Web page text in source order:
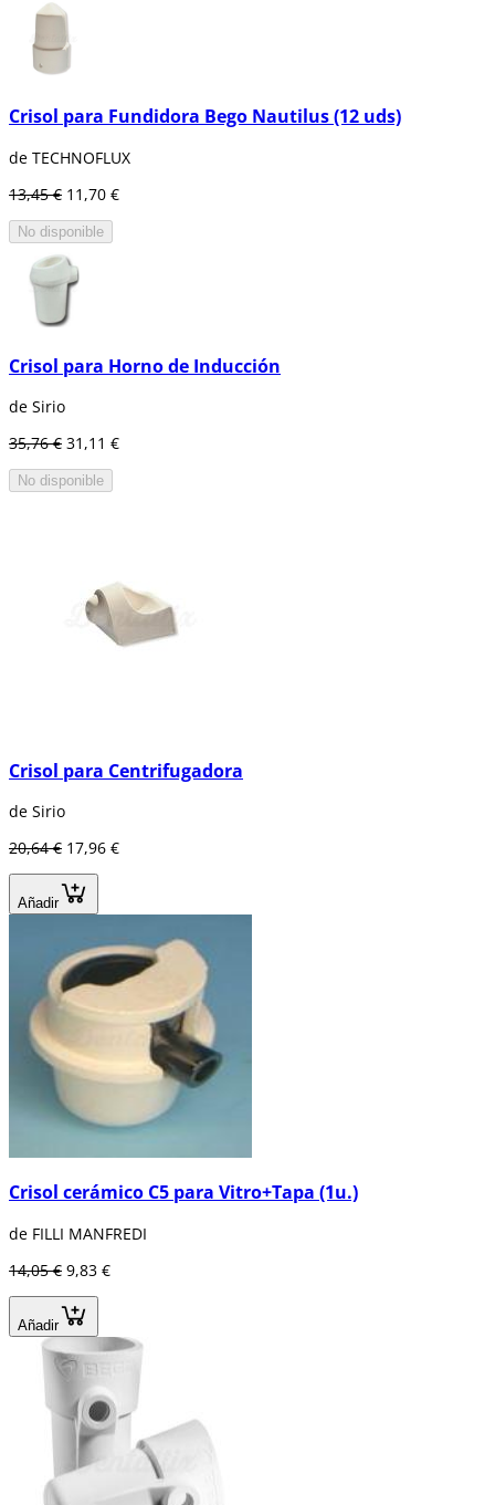
Crisol para Fundidora Bego Nautilus (12 uds)
de TECHNOFLUX
13,45 € 11,70 €
No disponible
Crisol para Horno de Inducción
de Sirio
35,76 € 31,11 €
No disponible
Crisol para Centrifugadora
de Sirio
20,64 € 17,96 €
Añadir
Crisol cerámico C5 para Vitro+Tapa (1u.)
de FILLI MANFREDI
14,05 € 9,83 €
Añadir